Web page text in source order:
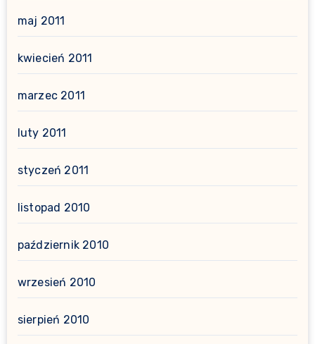
maj 2011
kwiecień 2011
marzec 2011
luty 2011
styczeń 2011
listopad 2010
październik 2010
wrzesień 2010
sierpień 2010